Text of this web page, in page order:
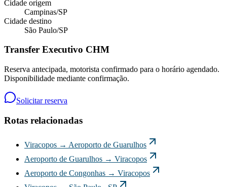
Cidade origem
Campinas/SP
Cidade destino
São Paulo/SP
Transfer Executivo CHM
Reserva antecipada, motorista confirmado para o horário agendado.
Disponibilidade mediante confirmação.
Solicitar reserva
Rotas relacionadas
Viracopos → Aeroporto de Guarulhos
Aeroporto de Guarulhos → Viracopos
Aeroporto de Congonhas → Viracopos